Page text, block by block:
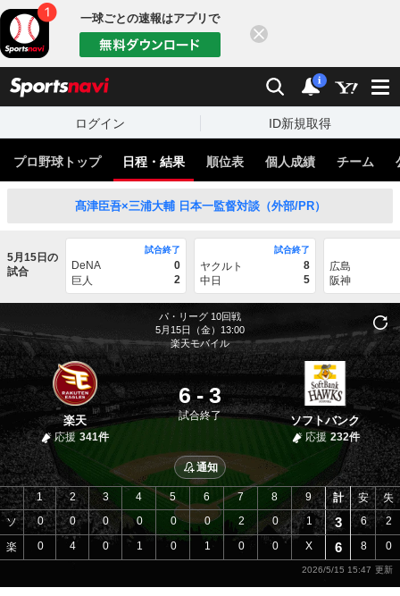
一球ごとの速報はアプリで
検索 通知
i
ログイン ID新規取得
プロ野球トップ 日程・結果 順位表 個人成績 チーム
髙津臣吾×三浦大輔 日本一監督対談（外部/PR）
5月15日の
試合
試合終了
DeNA
0
巨人
2
試合終了
ヤクルト
8
中日
5
広島
阪神
パ・リーグ 10回戦
5月15日（金）13:00
楽天モバイル
楽天
応援 341件
6 - 3
試合終了 ソフトバンク
応援 232件
通知
ソ
楽
1 2 3 4 5 6 7 8
9
0
0 0 0 0 0 2 0
1
0
4 0 1 0 1 0 0 X
計 安 失
3 6 2
6 8 0
2026/5/15 15:47